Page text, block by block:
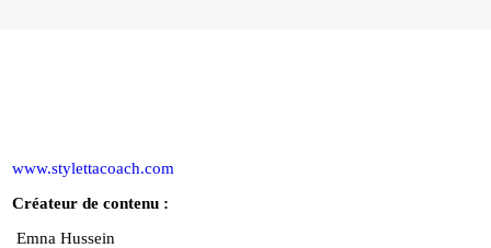
www.stylettacoach.com
Créateur de contenu :
Emna Hussein